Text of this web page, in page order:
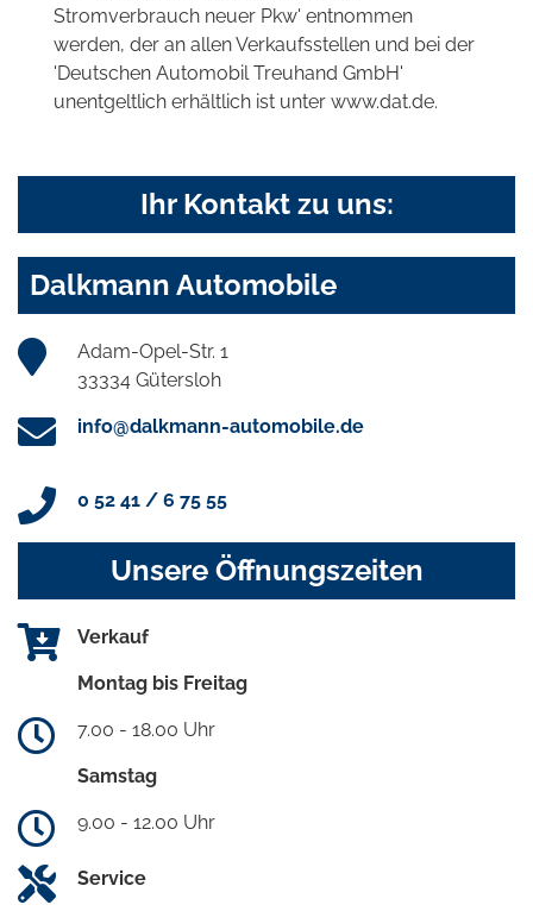
Stromverbrauch neuer Pkw' entnommen
werden, der an allen Verkaufsstellen und bei der
'Deutschen Automobil Treuhand GmbH'
unentgeltlich erhältlich ist unter www.dat.de.
Ihr Kontakt zu uns:
Dalkmann Automobile
Adam-Opel-Str. 1
33334 Gütersloh
info@dalkmann-automobile.de
0 52 41 / 6 75 55
Unsere Öffnungszeiten
Verkauf
Montag bis Freitag
7.00 - 18.00 Uhr
Samstag
9.00 - 12.00 Uhr
Service